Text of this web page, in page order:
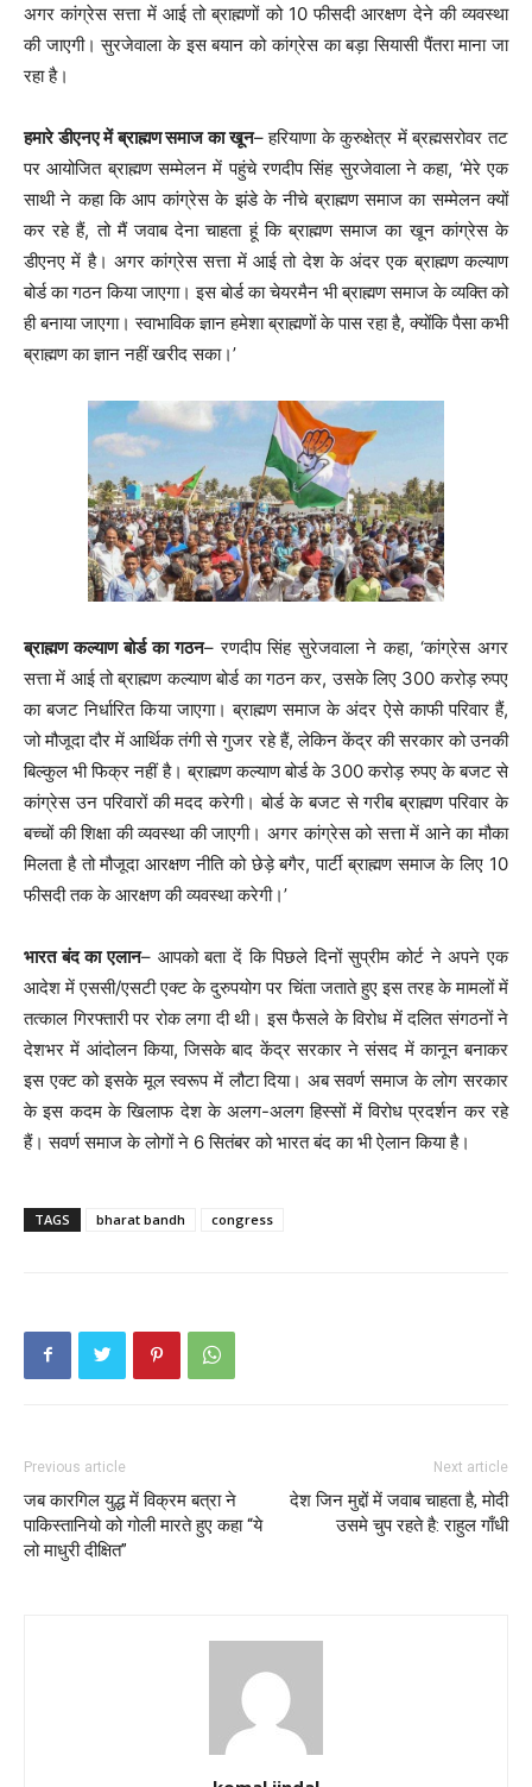
अगर कांग्रेस सत्ता में आई तो ब्राह्मणों को 10 फीसदी आरक्षण देने की व्यवस्था
की जाएगी। सुरजेवाला के इस बयान को कांग्रेस का बड़ा सियासी पैंतरा माना जा
रहा है।
हमारे डीएनए में ब्राह्मण समाज का खून– हरियाणा के कुरुक्षेत्र में ब्रह्मसरोवर तट
पर आयोजित ब्राह्मण सम्मेलन में पहुंचे रणदीप सिंह सुरजेवाला ने कहा, ‘मेरे एक
साथी ने कहा कि आप कांग्रेस के झंडे के नीचे ब्राह्मण समाज का सम्मेलन क्यों
कर रहे हैं, तो मैं जवाब देना चाहता हूं कि ब्राह्मण समाज का खून कांग्रेस के
डीएनए में है। अगर कांग्रेस सत्ता में आई तो देश के अंदर एक ब्राह्मण कल्याण
बोर्ड का गठन किया जाएगा। इस बोर्ड का चेयरमैन भी ब्राह्मण समाज के व्यक्ति को
ही बनाया जाएगा। स्वाभाविक ज्ञान हमेशा ब्राह्मणों के पास रहा है, क्योंकि पैसा कभी
ब्राह्मण का ज्ञान नहीं खरीद सका।’
ब्राह्मण कल्याण बोर्ड का गठन– रणदीप सिंह सुरेजवाला ने कहा, ‘कांग्रेस अगर
सत्ता में आई तो ब्राह्मण कल्याण बोर्ड का गठन कर, उसके लिए 300 करोड़ रुपए
का बजट निर्धारित किया जाएगा। ब्राह्मण समाज के अंदर ऐसे काफी परिवार हैं,
जो मौजूदा दौर में आर्थिक तंगी से गुजर रहे हैं, लेकिन केंद्र की सरकार को उनकी
बिल्कुल भी फिक्र नहीं है। ब्राह्मण कल्याण बोर्ड के 300 करोड़ रुपए के बजट से
कांग्रेस उन परिवारों की मदद करेगी। बोर्ड के बजट से गरीब ब्राह्मण परिवार के
बच्चों की शिक्षा की व्यवस्था की जाएगी। अगर कांग्रेस को सत्ता में आने का मौका
मिलता है तो मौजूदा आरक्षण नीति को छेड़े बगैर, पार्टी ब्राह्मण समाज के लिए 10
फीसदी तक के आरक्षण की व्यवस्था करेगी।’
भारत बंद का एलान– आपको बता दें कि पिछले दिनों सुप्रीम कोर्ट ने अपने एक
आदेश में एससी/एसटी एक्ट के दुरुपयोग पर चिंता जताते हुए इस तरह के मामलों में
तत्काल गिरफ्तारी पर रोक लगा दी थी। इस फैसले के विरोध में दलित संगठनों ने
देशभर में आंदोलन किया, जिसके बाद केंद्र सरकार ने संसद में कानून बनाकर
इस एक्ट को इसके मूल स्वरूप में लौटा दिया। अब सवर्ण समाज के लोग सरकार
के इस कदम के खिलाफ देश के अलग-अलग हिस्सों में विरोध प्रदर्शन कर रहे
हैं। सवर्ण समाज के लोगों ने 6 सितंबर को भारत बंद का भी ऐलान किया है।
TAGS bharat bandh congress
Previous article
जब कारगिल युद्ध में विक्रम बत्रा ने
पाकिस्तानियो को गोली मारते हुए कहा “ये
लो माधुरी दीक्षित”
Next article
देश जिन मुद्दों में जवाब चाहता है, मोदी
उसमे चुप रहते है: राहुल गाँधी